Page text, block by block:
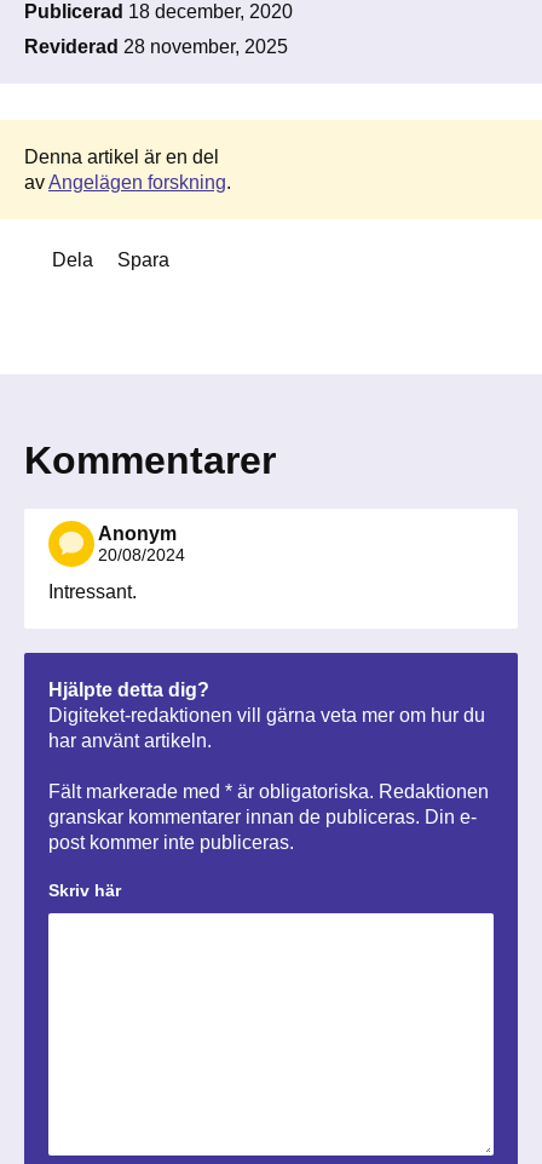
Publicerad 18 december, 2020
Reviderad 28 november, 2025
Denna artikel är en del
avAngelägen forskning.
Dela Spara
Kommentarer
Anonym
20/08/2024
Intressant.
Hjälpte detta dig?
Digiteket-redaktionen vill gärna veta mer om hur du
har använt artikeln.
Fält markerade med * är obligatoriska. Redaktionen
granskar kommentarer innan de publiceras. Din e-
post kommer inte publiceras.
Skriv här